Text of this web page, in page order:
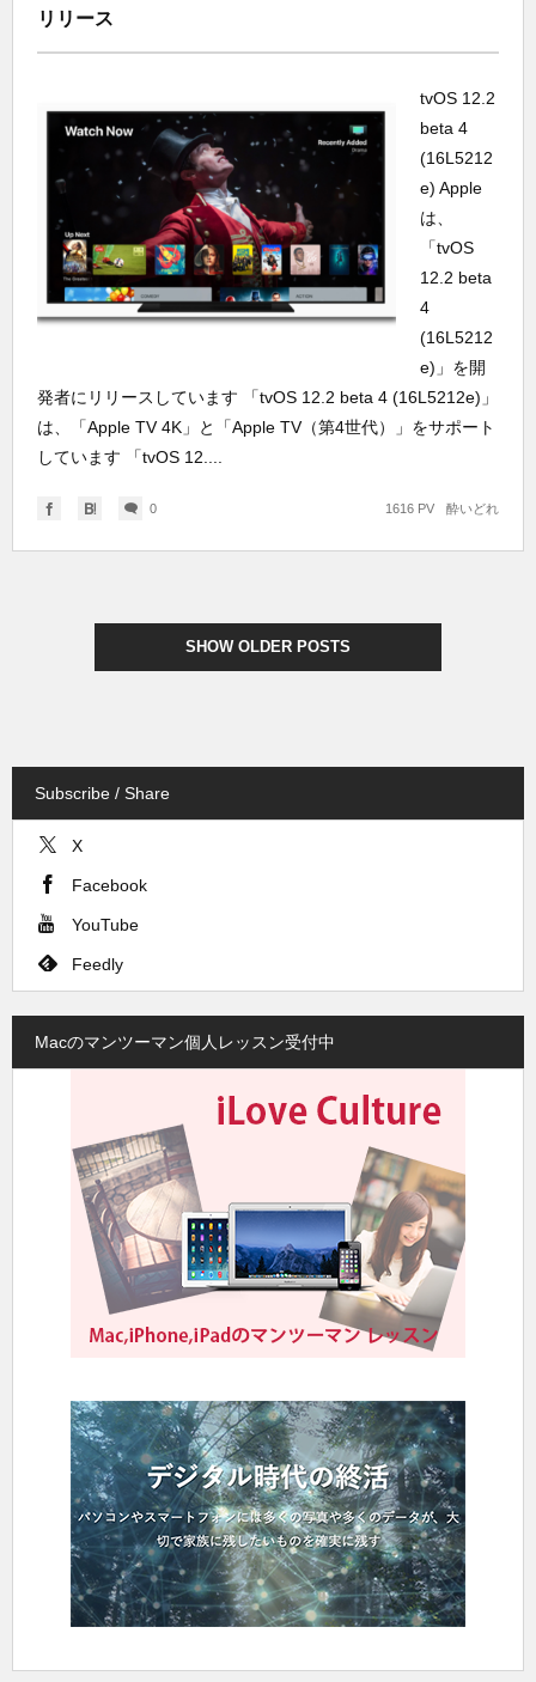
リリース
tvOS 12.2
beta 4
(16L5212
e) Apple
は、
「tvOS
12.2 beta
4
(16L5212
e)」を開
発者にリリースしています 「tvOS 12.2 beta 4 (16L5212e)」
は、「Apple TV 4K」と「Apple TV（第4世代）」をサポート
しています 「tvOS 12....
0 酔いどれ
1616 PV
SHOW OLDER POSTS
Subscribe / Share
X
Facebook
YouTube
Feedly
Macのマンツーマン個人レッスン受付中